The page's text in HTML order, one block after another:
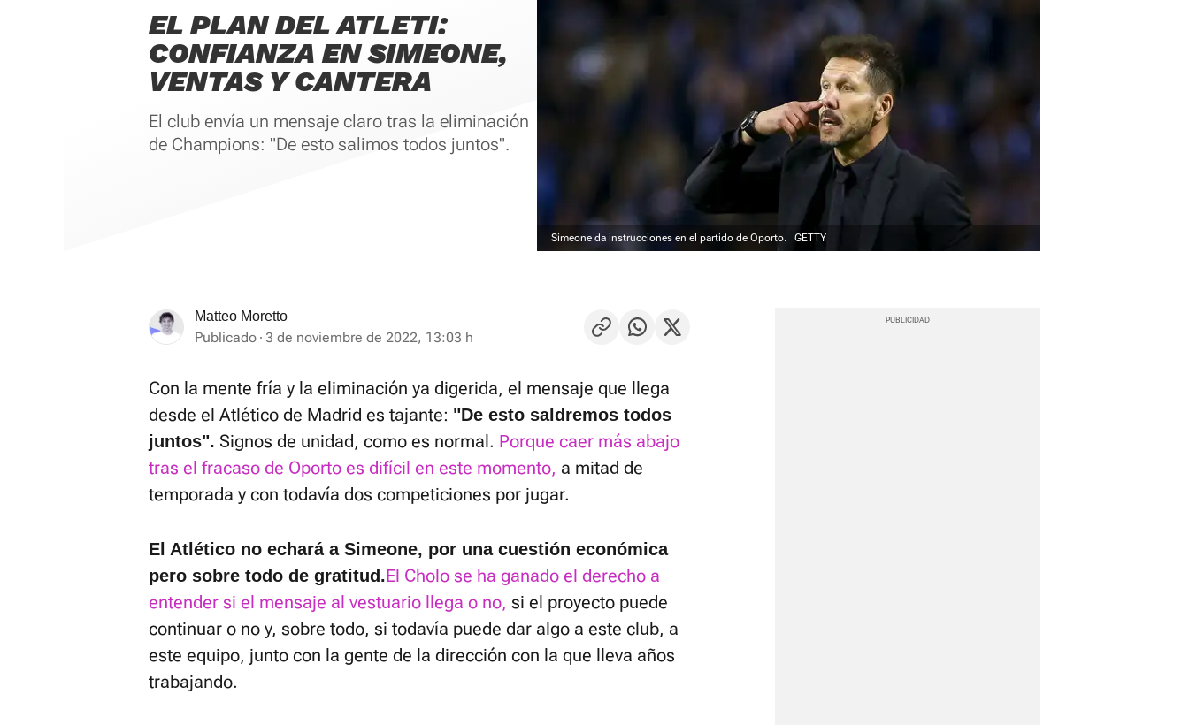
EL PLAN DEL ATLETI:
CONFIANZA EN SIMEONE,
VENTAS Y CANTERA
El club envía un mensaje claro tras la eliminación
de Champions: "De esto salimos todos juntos".
Simeone da instrucciones en el partido de Oporto. GETTY
Matteo Moretto
Publicado 3 de noviembre de 2022, 13:03 h
Con la mente fría y la eliminación ya digerida, el mensaje que llega
desde el Atlético de Madrid es tajante: "De esto saldremos todos
juntos". Signos de unidad, como es normal. Porque caer más abajo
tras el fracaso de Oporto es difícil en este momento, a mitad de
temporada y con todavía dos competiciones por jugar.
El Atlético no echará a Simeone, por una cuestión económica
pero sobre todo de gratitud.El Cholo se ha ganado el derecho a
entender si el mensaje al vestuario llega o no, si el proyecto puede
continuar o no y, sobre todo, si todavía puede dar algo a este club, a
este equipo, junto con la gente de la dirección con la que lleva años
trabajando.